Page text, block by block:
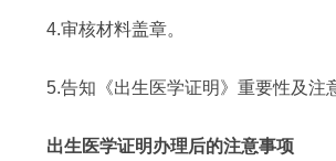
4.审核材料盖章。
5.告知《出生医学证明》重要性及注
出生医学证明办理后的注意事项